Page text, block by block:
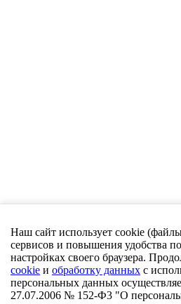
Наш сайт использует cookie
сервисов и повышения удобства
настройках своего браузера.
cookie и обработку данных с
персональных данных
27.07.2006 № 152-Ф3 "О